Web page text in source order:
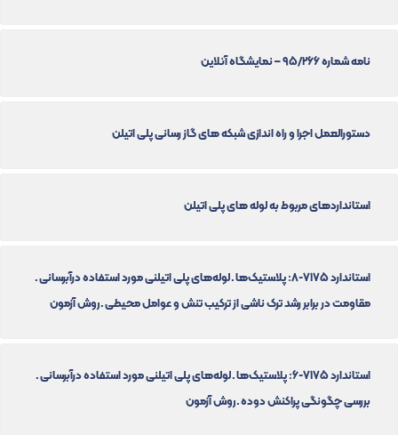
نامه شماره 95/266 – نمایشگاه آنلاین
دستورالعمل اجرا و راه اندازی شبکه های گاز رسانی پلی اتیلن
استانداردهای مربوط به لوله های پلی اتیلن
استاندارد 7175-8: پلاستیک‌ها ـ لوله‌های پلی اتیلنی مورد استفاده درآبرسانی ـ
مقاومت در برابر رشد ترک ناشی از ترکیب تنش و عوامل محیطی ـ روش آزمون
استاندارد 7175-6: پلاستیک‌ها ـ لوله‌های پلی اتیلنی مورد استفاده درآبرسانی ـ
بررسی چگونگی پراکنش دوده ـ روش آزمون